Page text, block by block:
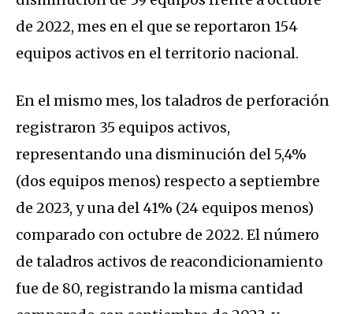
de 2022, mes en el que se reportaron 154
equipos activos en el territorio nacional.
En el mismo mes, los taladros de perforación
registraron 35 equipos activos,
representando una disminución del 5,4%
(dos equipos menos) respecto a septiembre
de 2023, y una del 41% (24 equipos menos)
comparado con octubre de 2022. El número
de taladros activos de reacondicionamiento
fue de 80, registrando la misma cantidad